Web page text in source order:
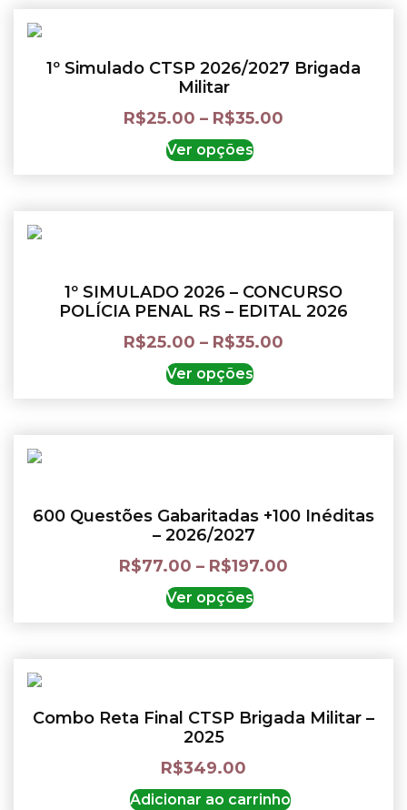
1º Simulado CTSP 2026/2027 Brigada
Militar
R$25.00 – R$35.00
Ver opções
1º SIMULADO 2026 – CONCURSO
POLÍCIA PENAL RS – EDITAL 2026
R$25.00 – R$35.00
Ver opções
600 Questões Gabaritadas +100 Inéditas
– 2026/2027
R$77.00 – R$197.00
Ver opções
Combo Reta Final CTSP Brigada Militar –
2025
R$349.00
Adicionar ao carrinho